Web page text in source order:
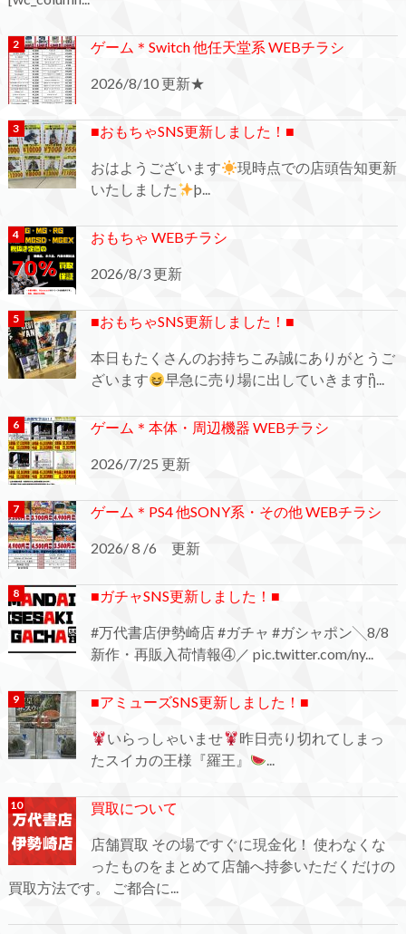
ゲーム＊Switch 他任天堂系 WEBチラシ
2026/8/10 更新★
■おもちゃSNS更新しました！■
おはようございます
現時点での店頭告知更新
いたしました
þ...
おもちゃ WEBチラシ
2026/8/3 更新
■おもちゃSNS更新しました！■
本日もたくさんのお持ちこみ誠にありがとうご
ざいます
早急に売り場に出していきますᾒ...
ゲーム＊本体・周辺機器 WEBチラシ
2026/7/25 更新
ゲーム＊PS4 他SONY系・その他 WEBチラシ
2026/８/6 更新
■ガチャSNS更新しました！■
#万代書店伊勢崎店 #ガチャ #ガシャポン╲8/8
新作・再販入荷情報④／ pic.twitter.com/ny...
■アミューズSNS更新しました！■
いらっしゃいませ
昨日売り切れてしまっ
たスイカの王様『羅王』
...
買取について
店舗買取 その場ですぐに現金化！ 使わなくな
ったものをまとめて店舗へ持参いただくだけの
買取方法です。 ご都合に...